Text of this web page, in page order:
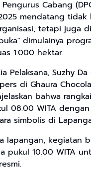
Cabang
mendatang tidak
tetapi juga
dimulainya
1.000 hektar.
Pelaksana, Suzhy
di Ghaura
bahwa
08.00 WITA
simbolis di
lapangan, kegiatan
pukul 10.00 WITA